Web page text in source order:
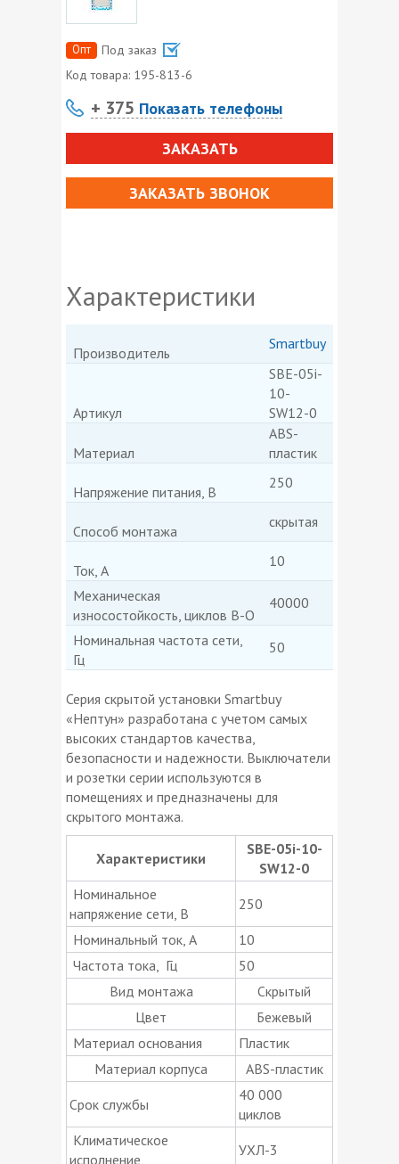
Опт
Под заказ
Код товара: 195-813-6
+ 375 Показать телефоны
ЗАКАЗАТЬ
ЗАКАЗАТЬ ЗВОНОК
Характеристики
Производитель
Smartbuy
Артикул
SBE-05i-
10-
SW12-0
Материал
ABS-
пластик
Напряжение питания, В
250
Способ монтажа
скрытая
Ток, А
10
Механическая
износостойкость, циклов В-О
40000
Номинальная частота сети,
Гц
50
Серия скрытой установки Smartbuy
«Нептун» разработана с учетом самых
высоких стандартов качества,
безопасности и надежности. Выключатели
и розетки серии используются в
помещениях и предназначены для
скрытого монтажа.
Характеристики
SBE-05i-10-
SW12-0
Номинальное
напряжение сети, В
250
Номинальный ток, А
10
Частота тока, Гц
50
Вид монтажа
Скрытый
Цвет
Бежевый
Материал основания
Пластик
Материал корпуса
ABS-пластик
Срок службы
40 000
циклов
Климатическое
исполнение
УХЛ-3